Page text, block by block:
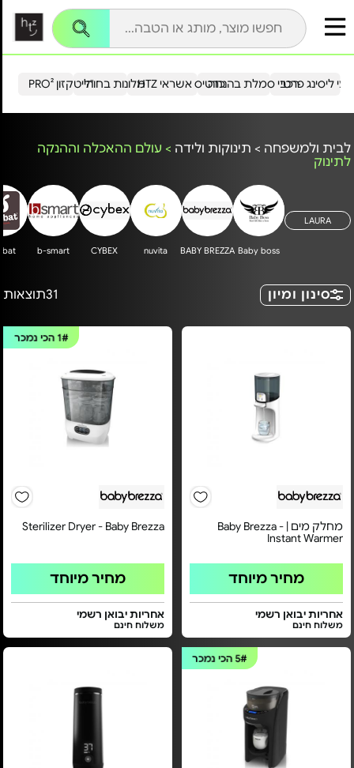
הייטקזון PRO²מלונות בחו"ל כרטיס אשראי HTZ ליסינג פרטירכבי סמלת בהנחה
לבית ולמשפחה > תינוקות ולידה > עולם ההאכלה וההנקה
לתינוק
LAURA
Baby boss
BABY BREZZA
nuvita
CYBEX
b-smart
סינון ומיון 31תוצאות
מחלק מים | Baby Brezza -
Instant Warmer
מחיר מיוחד
אחריות יבואן רשמי
משלוח חינם
1#הכי נמכר
Sterilizer Dryer - Baby Brezza
מחיר מיוחד
אחריות יבואן רשמי
משלוח חינם
5# הכי נמכר